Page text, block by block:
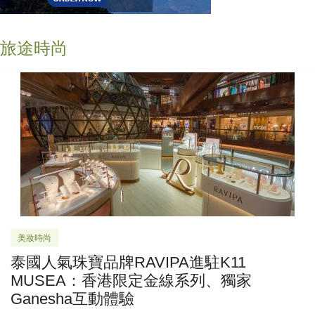
旅途時尚
美妝時尚
泰國人氣珠寶品牌RAVIPA進駐K11
MUSEA：香港限定金線系列、獨家
Ganesha互動體驗